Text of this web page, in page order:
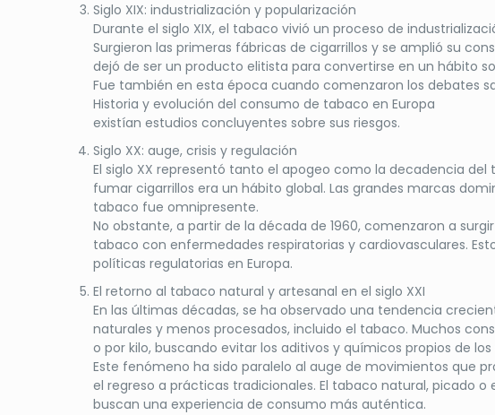
Siglo XIX: industrialización y popularización
Durante el siglo XIX, el tabaco vivió un proceso de
Surgieron las primeras fábricas de cigarrillos y se amplió su
dejó de ser un producto elitista para convertirse en un hábito
Fue también en esta época cuando comenzaron los debates
Historia y evolución del consumo de tabaco en Europa
existían estudios concluyentes sobre sus riesgos.
Siglo XX: auge, crisis y regulación
El siglo XX representó tanto el apogeo como la decadencia del
fumar cigarrillos era un hábito global. Las grandes marcas
tabaco fue omnipresente.
No obstante, a partir de la década de 1960, comenzaron a
tabaco con enfermedades respiratorias y cardiovasculares.
políticas regulatorias en Europa.
El retorno al tabaco natural y artesanal en el siglo XXI
En las últimas décadas, se ha observado una tendencia
naturales y menos procesados, incluido el tabaco. Muchos
o por kilo, buscando evitar los aditivos y químicos propios de los
Este fenómeno ha sido paralelo al auge de movimientos que
el regreso a prácticas tradicionales. El tabaco natural, picado
buscan una experiencia de consumo más auténtica.